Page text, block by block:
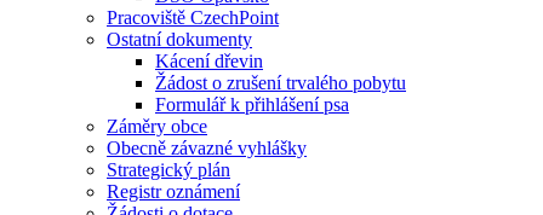
Pracoviště CzechPoint
Ostatní dokumenty
Kácení dřevin
Žádost o zrušení trvalého pobytu
Formulář k přihlášení psa
Záměry obce
Obecně závazné vyhlášky
Strategický plán
Registr oznámení